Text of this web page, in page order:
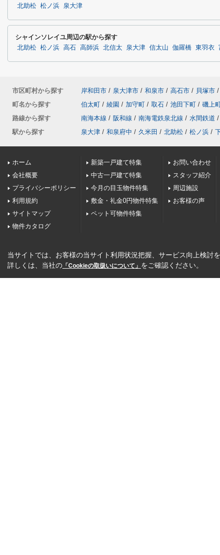
北助松 松ノ浜 泉大津
シャインソレイユ周辺の駅から探す
北助松 松ノ浜 高石 高師浜 北信太 泉大津 信太山 伽羅橋 東羽衣
市区町村から探す 岸和田市 / 泉大津市 / 和泉市 / 高石市 / 貝塚市 /
町名から探す
伯太町 / 綾園 / 加守町 / 取石 / 池田下町 / 磯上
路線から探す
南海本線 / 阪和線 / 南海電鉄泉北線 / 水間鉄道 /
駅から探す
泉大津 / 和泉府中 / 久米田 / 北助松 / 松ノ浜 /
ホーム
会社概要
プライバシーポリシー
利用規約
サイトマップ
物件カタログ
新築一戸建て特集
中古一戸建て特集
今月の目玉物件特集
敷金・礼金0円物件特集
ペット可物件特集
お問い合わせ
スタッフ紹介
周辺施設
お客様の声
当サイトでは、お客様の当サイト利用状況把握、サービス向上検討
詳しくは、当社の 「Cookieの取扱いについて」 をご確認ください。